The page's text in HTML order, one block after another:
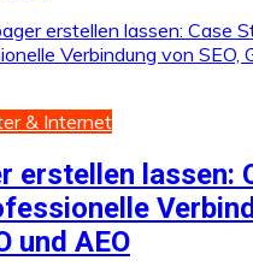
& Internet
erstellen lassen:
und AEO